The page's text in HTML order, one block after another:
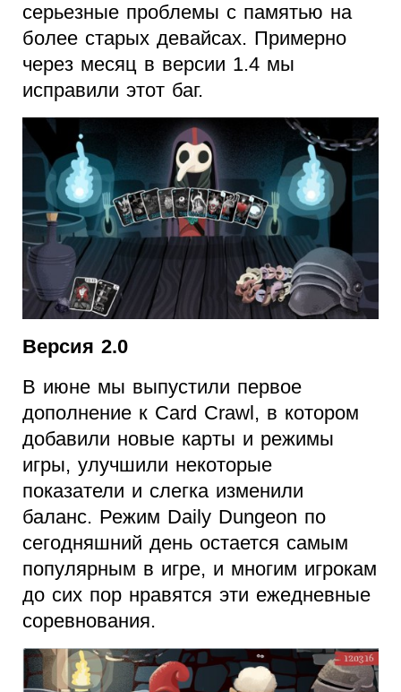
серьезные проблемы с памятью на
более старых девайсах. Примерно
через месяц в версии 1.4 мы
исправили этот баг.
Версия 2.0
В июне мы выпустили первое
дополнение к Card Crawl, в котором
добавили новые карты и режимы
игры, улучшили некоторые
показатели и слегка изменили
баланс. Режим Daily Dungeon по
сегодняшний день остается самым
популярным в игре, и многим игрокам
до сих пор нравятся эти ежедневные
соревнования.